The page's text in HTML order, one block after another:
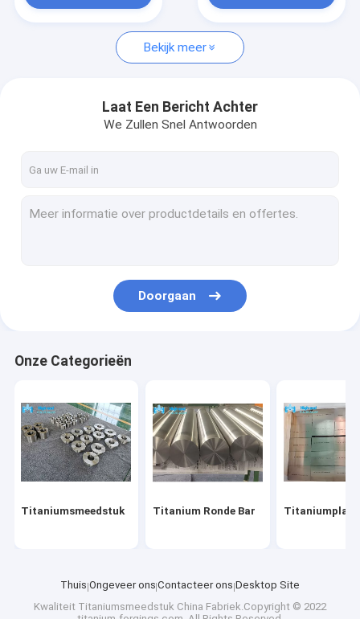
Bekijk meer
Laat Een Bericht Achter
We Zullen Snel Antwoorden
Doorgaan
Onze Categorieën
Titaniumsmeedstuk Titanium Ronde Bar Titaniumplaat
Thuis Ongeveer ons Contacteer ons Desktop Site
Kwaliteit Titaniumsmeedstuk China Fabriek.Copyright © 2022